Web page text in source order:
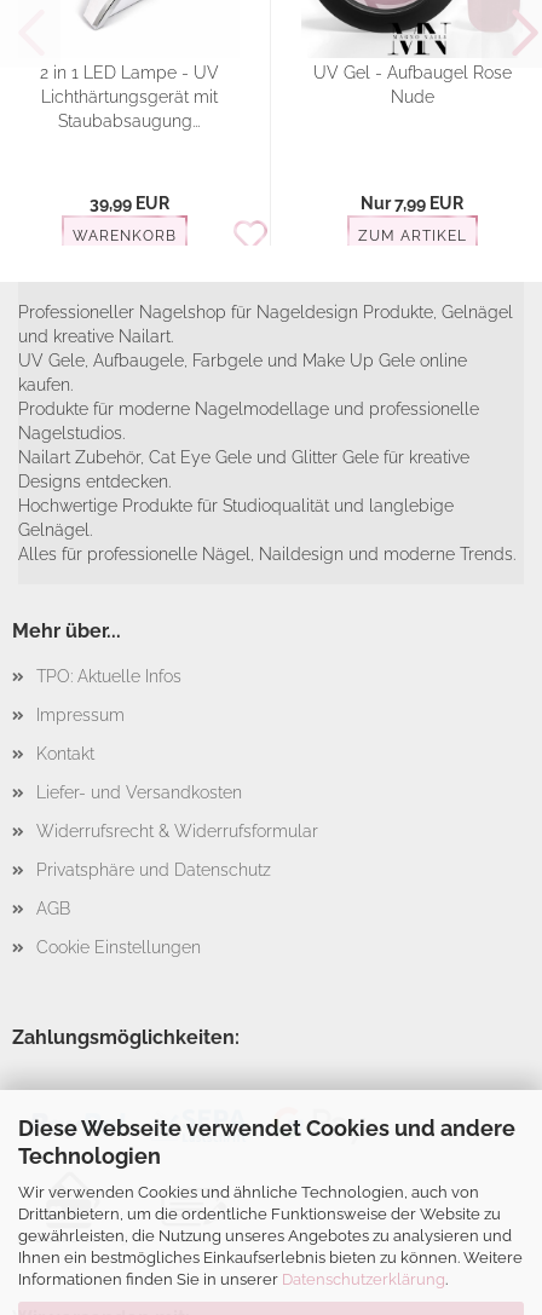
Diese Webseite verwendet Cookies und andere
Technologien
Wir verwenden Cookies und ähnliche Technologien, auch von
Drittanbietern, um die ordentliche Funktionsweise der Website zu
gewährleisten, die Nutzung unseres Angebotes zu analysieren und
Ihnen ein bestmögliches Einkaufserlebnis bieten zu können. Weitere
Informationen finden Sie in unserer Datenschutzerklärung.
2 in 1 LED Lampe - UV
Lichthärtungsgerät mit
Staubabsaugung...
39,99 EUR
WARENKORB
UV Gel - Aufbaugel Rose
Nude
Nur 7,99 EUR
ZUM ARTIKEL
Professioneller Nagelshop für Nageldesign Produkte, Gelnägel
und kreative Nailart.
UV Gele, Aufbaugele, Farbgele und Make Up Gele online
kaufen.
Produkte für moderne Nagelmodellage und professionelle
Nagelstudios.
Nailart Zubehör, Cat Eye Gele und Glitter Gele für kreative
Designs entdecken.
Hochwertige Produkte für Studioqualität und langlebige
Gelnägel.
Alles für professionelle Nägel, Naildesign und moderne Trends.
Mehr über...
TPO: Aktuelle Infos
Impressum
Kontakt
Liefer- und Versandkosten
Widerrufsrecht & Widerrufsformular
Privatsphäre und Datenschutz
AGB
Cookie Einstellungen
Zahlungsmöglichkeiten: